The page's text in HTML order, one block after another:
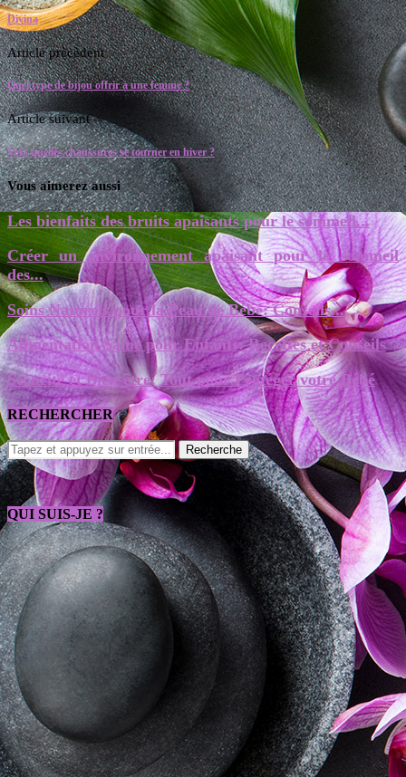
Divina
Article prècèdent
Quel type de bijou offrir à une femme ?
Article suivant
Vers quelles chaussures se tourner en hiver ?
Vous aimerez aussi
Les bienfaits des bruits apaisants pour le sommeil...
Créer un environnement apaisant pour le sommeil
des...
Soins Naturels pour la Peau de Bébé: Conseils...
Alimentation Saine pour Enfants: Recettes et Conseils
Sécurité et Bien-être: Tout pour Protéger votre Bébé
RECHERCHER
QUI SUIS-JE ?